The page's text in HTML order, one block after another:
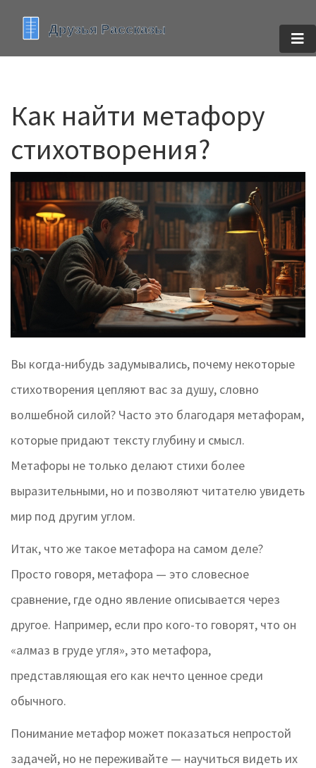
Как найти метафору
стихотворения?
Вы когда-нибудь задумывались, почему некоторые
стихотворения цепляют вас за душу, словно
волшебной силой? Часто это благодаря метафорам,
которые придают тексту глубину и смысл.
Метафоры не только делают стихи более
выразительными, но и позволяют читателю увидеть
мир под другим углом.
Итак, что же такое метафора на самом деле?
Просто говоря, метафора — это словесное
сравнение, где одно явление описывается через
другое. Например, если про кого-то говорят, что он
«алмаз в груде угля», это метафора,
представляющая его как нечто ценное среди
обычного.
Понимание метафор может показаться непростой
задачей, но не переживайте — научиться видеть их